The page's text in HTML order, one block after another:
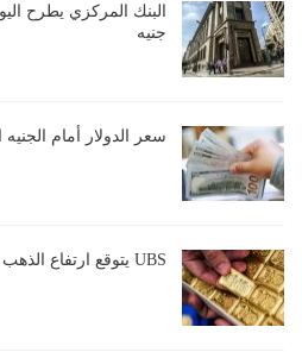
جنيه
سعر الدولار أمام
UBS يتوقع ارتفاع الذهب إلى 5000 دولار في 2027